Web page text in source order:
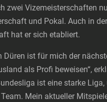
zwei Vizemeisterschaften
und Pokal. Auch in der
hat er sich etabliert.
Düren ist für mich der
als Profi beweisen“,
ist eine starke Liga,
Mein aktueller